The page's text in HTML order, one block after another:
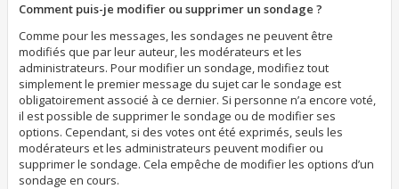
Comment puis-je modifier ou supprimer un sondage ?
Comme pour les messages, les sondages ne peuvent être
modifiés que par leur auteur, les modérateurs et les
administrateurs. Pour modifier un sondage, modifiez tout
simplement le premier message du sujet car le sondage est
obligatoirement associé à ce dernier. Si personne n’a encore voté,
il est possible de supprimer le sondage ou de modifier ses
options. Cependant, si des votes ont été exprimés, seuls les
modérateurs et les administrateurs peuvent modifier ou
supprimer le sondage. Cela empêche de modifier les options d’un
sondage en cours.